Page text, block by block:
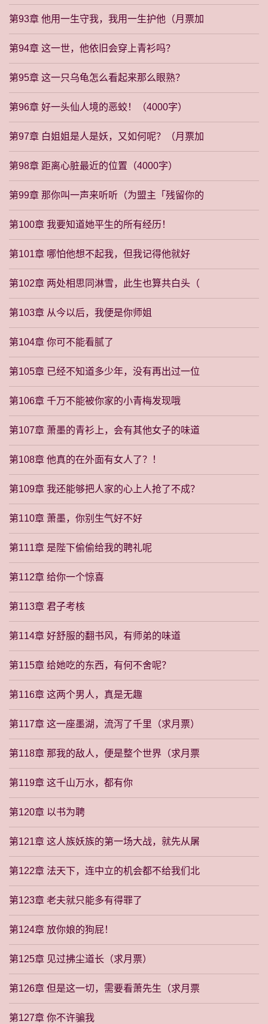
第93章 他用一生守我，我用一生护他（月票加
第94章 这一世，他依旧会穿上青衫吗？
第95章 这一只乌龟怎么看起来那么眼熟？
第96章 好一头仙人境的恶蛟！（4000字）
第97章 白姐姐是人是妖，又如何呢？（月票加
第98章 距离心脏最近的位置（4000字）
第99章 那你叫一声来听听（为盟主「残留你的
第100章 我要知道她平生的所有经历！
第101章 哪怕他想不起我，但我记得他就好
第102章 两处相思同淋雪，此生也算共白头（
第103章 从今以后，我便是你师姐
第104章 你可不能看腻了
第105章 已经不知道多少年，没有再出过一位
第106章 千万不能被你家的小青梅发现哦
第107章 萧墨的青衫上，会有其他女子的味道
第108章 他真的在外面有女人了？！
第109章 我还能够把人家的心上人抢了不成？
第110章 萧墨，你别生气好不好
第111章 是陛下偷偷给我的聘礼呢
第112章 给你一个惊喜
第113章 君子考核
第114章 好舒服的翻书风，有师弟的味道
第115章 给她吃的东西，有何不舍呢？
第116章 这两个男人，真是无趣
第117章 这一座墨湖，流泻了千里（求月票）
第118章 那我的敌人，便是整个世界（求月票
第119章 这千山万水，都有你
第120章 以书为聘
第121章 这人族妖族的第一场大战，就先从屠
第122章 法天下，连中立的机会都不给我们北
第123章 老夫就只能多有得罪了
第124章 放你娘的狗屁！
第125章 见过拂尘道长（求月票）
第126章 但是这一切，需要看萧先生（求月票
第127章 你不许骗我